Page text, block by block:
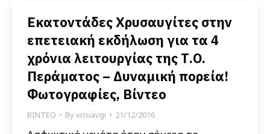
Εκατοντάδες Χρυσαυγίτες στην
επετειακή εκδήλωση για τα 4
χρόνια λειτουργίας της Τ.Ο.
Περάματος – Δυναμική πορεία!
Φωτογραφίες, Βίντεο
ΒΙΝΤΕΟ Byxrisiavgi 21/12/2016